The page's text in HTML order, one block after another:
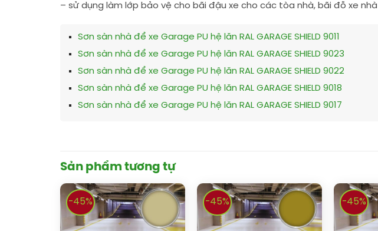
– sử dụng làm lớp bảo vệ cho bãi đậu xe cho các tòa nhà, bãi đỗ xe
Sơn sàn nhà để xe Garage PU hệ lăn RAL GARAGE SHIELD 9011
Sơn sàn nhà để xe Garage PU hệ lăn RAL GARAGE SHIELD 9023
Sơn sàn nhà để xe Garage PU hệ lăn RAL GARAGE SHIELD 9022
Sơn sàn nhà để xe Garage PU hệ lăn RAL GARAGE SHIELD 9018
Sơn sàn nhà để xe Garage PU hệ lăn RAL GARAGE SHIELD 9017
Sản phẩm tương tự
-45% -45% -45%